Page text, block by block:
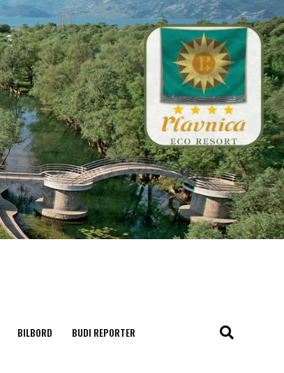
BILBORD BUDI REPORTER